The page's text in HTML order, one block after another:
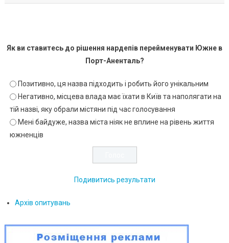
Як ви ставитесь до рішення нардепів перейменувати Южне в
Порт-Аненталь?
Позитивно, ця назва підходить і робить його унікальним
Негативно, місцева влада має їхати в Київ та наполягати на
тій назві, яку обрали містяни під час голосування
Мені байдуже, назва міста ніяк не вплине на рівень життя
южненців
Подивитись результати
Архів опитувань